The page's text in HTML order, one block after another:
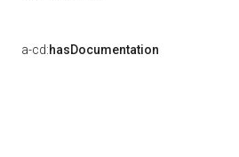
a-cd:hasDocumentation